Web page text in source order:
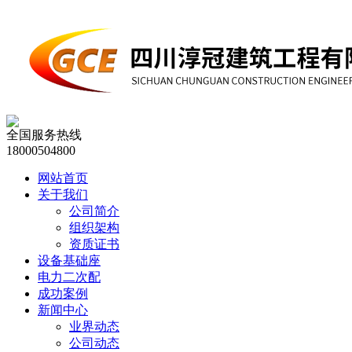
全国服务热线
18000504800
网站首页
关于我们
公司简介
组织架构
资质证书
设备基础座
电力二次配
成功案例
新闻中心
业界动态
公司动态